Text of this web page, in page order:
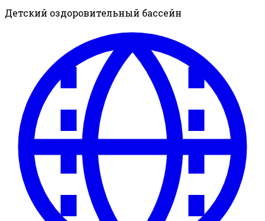
Детский оздоровительный бассейн